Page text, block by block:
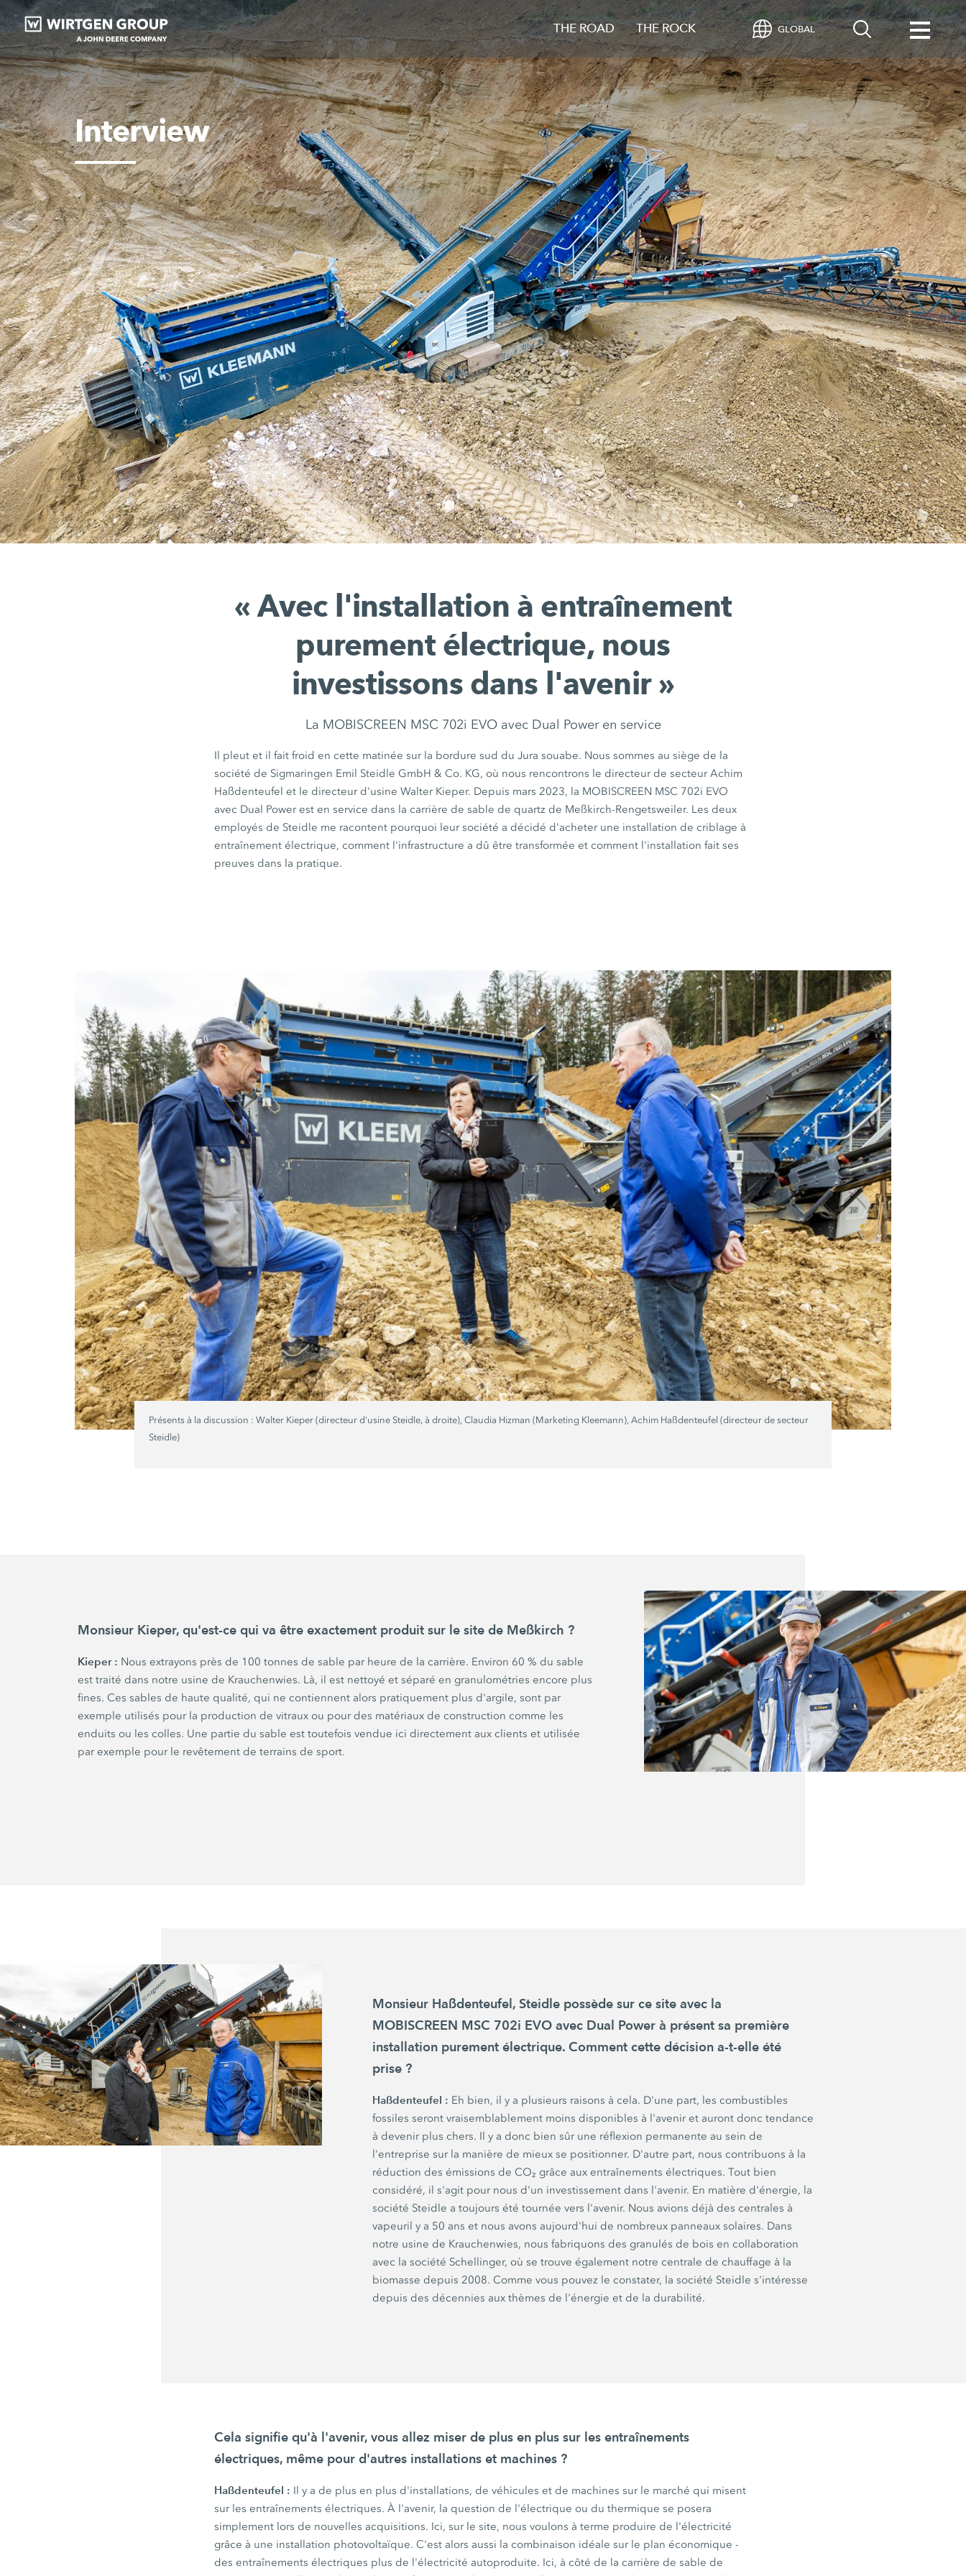
THE ROAD THE ROCK GLOBAL
Interview
« Avec l'installation à entraînement
purement électrique, nous
investissons dans l'avenir »
La MOBISCREEN MSC 702i EVO avec Dual Power en service
Il pleut et il fait froid en cette matinée sur la bordure sud du Jura souabe. Nous sommes au siège de la
société de Sigmaringen Emil Steidle GmbH & Co. KG, où nous rencontrons le directeur de secteur Achim
Haßdenteufel et le directeur d'usine Walter Kieper. Depuis mars 2023, la MOBISCREEN MSC 702i EVO
avec Dual Powerest en service dans la carrière de sable de quartz de Meßkirch-Rengetsweiler. Les deux
employés de Steidle me racontent pourquoi leur société a décidé d'acheter une installation de criblage à
entraînement électrique, comment l'infrastructure a dû être transformée et comment l'installation fait ses
preuves dans la pratique.
Présents à la discussion : Walter Kieper (directeur d'usine Steidle, à droite), Claudia Hizman (Marketing Kleemann), Achim Haßdenteufel (directeur de secteur
Steidle)
Monsieur Kieper, qu'est-ce qui va être exactement produit sur le site de Meßkirch ?
Kieper : Nous extrayons près de 100 tonnes de sable par heure de la carrière. Environ 60 % du sable
est traité dans notre usine de Krauchenwies. Là, il est nettoyé et séparé en granulométries encore plus
fines. Ces sables de haute qualité, qui ne contiennent alors pratiquement plus d'argile, sont par
exemple utilisés pour la production de vitraux ou pour des matériaux de construction comme les
enduits ou les colles. Une partie du sable est toutefois vendue ici directement aux clients et utilisée
par exemple pour le revêtement de terrains de sport.
Monsieur Haßdenteufel, Steidle possède sur ce site avec la
MOBISCREEN MSC 702i EVO avec Dual Power à présent sa première
installation purement électrique. Comment cette décision a-t-elle été
prise ?
Haßdenteufel : Eh bien, il y a plusieurs raisons à cela. D'une part, les combustibles
fossiles seront vraisemblablement moins disponibles à l'avenir et auront donc tendance
à devenir plus chers. Il y a donc bien sûr une réflexion permanente au sein de
l'entreprise sur la manière de mieux se positionner. D'autre part, nous contribuons à la
réduction des émissions de CO₂ grâce aux entraînements électriques. Tout bien
considéré, il s'agit pour nous d'un investissement dans l'avenir. En matière d'énergie, la
société Steidle a toujours été tournée vers l'avenir. Nous avions déjà des centrales à
vapeuril y a 50 ans et nous avons aujourd'hui de nombreux panneaux solaires. Dans
notre usine de Krauchenwies, nous fabriquons des granulés de bois en collaboration
avec la société Schellinger, où se trouve également notre centrale de chauffage à la
biomasse depuis 2008. Comme vous pouvez le constater, la société Steidle s'intéresse
depuis des décennies aux thèmes de l'énergie et de la durabilité.
Cela signifie qu'à l'avenir, vous allez miser de plus en plus sur les entraînements
électriques, même pour d'autres installations et machines ?
Haßdenteufel : Il y a de plus en plus d'installations, de véhicules et de machines sur le marché qui misent
sur les entraînements électriques. À l'avenir, la question de l'électrique ou du thermique se posera
simplement lors de nouvelles acquisitions. Ici, sur le site, nous voulons à terme produire de l'électricité
grâce à une installation photovoltaïque. C'est alors aussi la combinaison idéale sur le plan économique -
des entraînements électriques plus de l'électricité autoproduite. Ici, à côté de la carrière de sable de